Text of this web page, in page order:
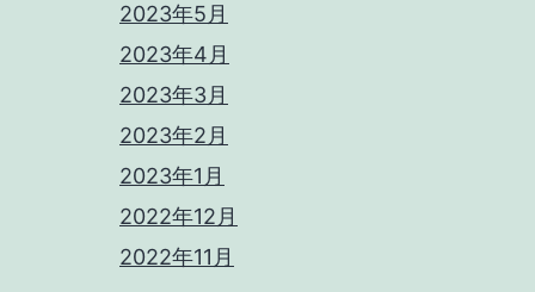
2023年5月
2023年4月
2023年3月
2023年2月
2023年1月
2022年12月
2022年11月